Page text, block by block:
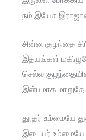
நம் இயேசு
சின்ன குழந்தை
இதயங்கள்
செல்ல
இன்பமாக
தூதர் உம்மையே
இடையர் உம்மையே